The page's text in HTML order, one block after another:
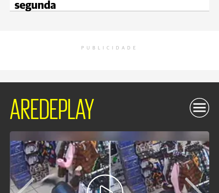
segunda
PUBLICIDADE
AREDEPLAY